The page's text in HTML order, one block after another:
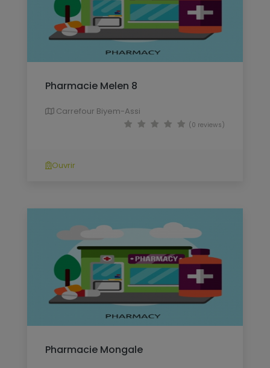
Pharmacie Melen 8
Carrefour Biyem-Assi
(0 reviews)
Ouvrir
Pharmacie Mongale